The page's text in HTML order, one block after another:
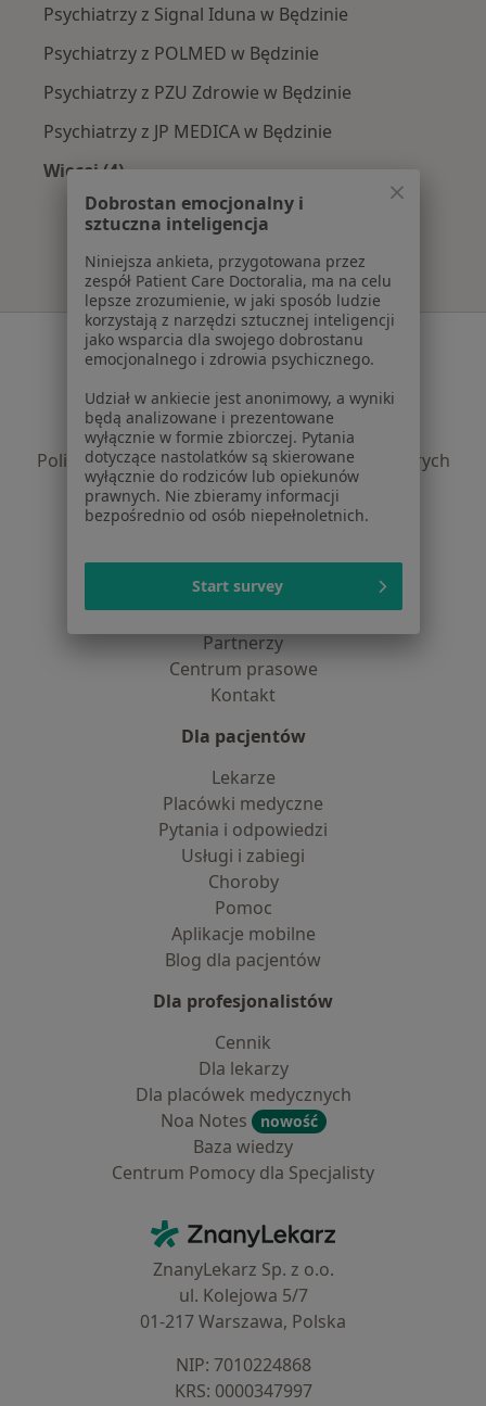
Psychiatrzy z Signal Iduna w Będzinie
Psychiatrzy z POLMED w Będzinie
Psychiatrzy z PZU Zdrowie w Będzinie
Psychiatrzy z JP MEDICA w Będzinie
Więcej (4)
Więcej w kategorii: Najpopularniejsze
Serwis
Polityka prywatności pacjentów
Polityka prywatności profesjonalistów
Polityka prywatności dla profesjonalistów, których
dane pozyskaliśmy samodzielnie
Polityka cookies
Dostępność
O nas
Praca Rekrutujemy!
Partnerzy
Centrum prasowe
Kontakt
Dla pacjentów
Lekarze
Placówki medyczne
Pytania i odpowiedzi
Usługi i zabiegi
Choroby
Pomoc
Aplikacje mobilne
Blog dla pacjentów
Dla profesjonalistów
Cennik
Dla lekarzy
Dla placówek medycznych
Noa Notes
nowość
Baza wiedzy
Centrum Pomocy dla Specjalisty
ZnanyLekarz - Strona główna
ZnanyLekarz Sp. z o.o.
ul. Kolejowa 5/7
01-217 Warszawa, Polska
NIP: ⁠7010224868
KRS: ⁠0000347997
Dobrostan emocjonalny i
sztuczna inteligencja
Niniejsza ankieta, przygotowana przez
zespół Patient Care Doctoralia, ma na celu
lepsze zrozumienie, w jaki sposób ludzie
korzystają z narzędzi sztucznej inteligencji
jako wsparcia dla swojego dobrostanu
emocjonalnego i zdrowia psychicznego.
Udział w ankiecie jest anonimowy, a wyniki
będą analizowane i prezentowane
wyłącznie w formie zbiorczej. Pytania
dotyczące nastolatków są skierowane
wyłącznie do rodziców lub opiekunów
prawnych. Nie zbieramy informacji
bezpośrednio od osób niepełnoletnich.
Start survey